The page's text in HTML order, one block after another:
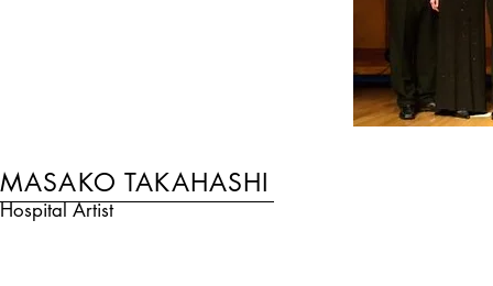
MASAKO TAKAHASHI
Hospital Artist